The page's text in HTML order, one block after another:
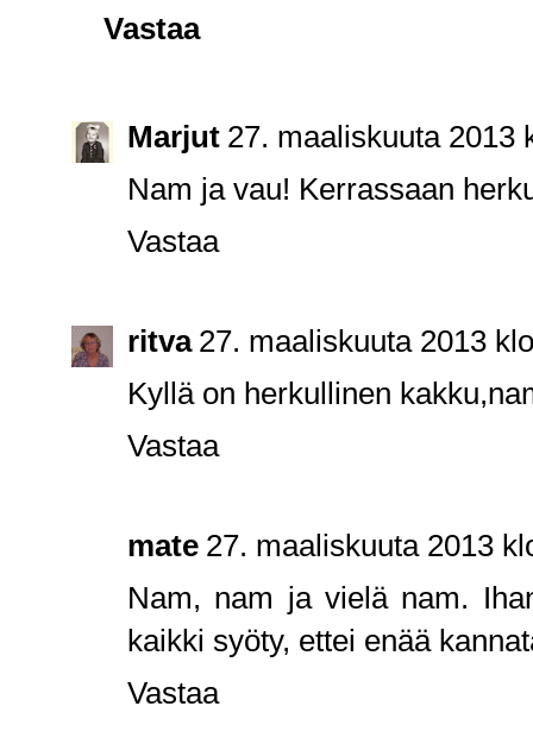
Vastaa
Marjut 27. maaliskuuta 2013
Nam ja vau! Kerrassaan
Vastaa
ritva 27. maaliskuuta 2013
Kyllä on herkullinen
Vastaa
mate 27. maaliskuuta 2013
Nam, nam ja vielä nam.
kaikki syöty, ettei enää
Vastaa